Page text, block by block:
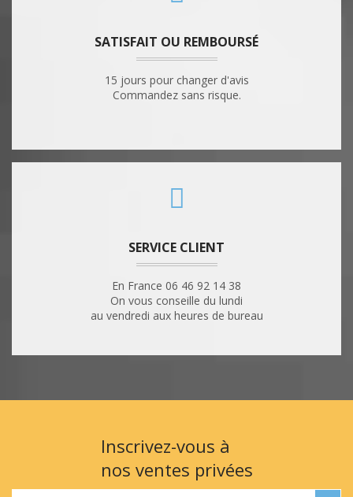
SATISFAIT OU REMBOURSÉ
15 jours pour changer d'avis
Commandez sans risque.
SERVICE CLIENT
En France 06 46 92 14 38
On vous conseille du lundi
au vendredi aux heures de bureau
Inscrivez-vous à
nos ventes privées